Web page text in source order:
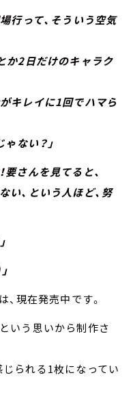
行って、そういう空気
2日だけのキャラク
キレイに1回でハマら
ない？」
要さんを見てると、
、という人ほど、努
現在発売中です。
いう思いから制作さ
られる1枚になってい